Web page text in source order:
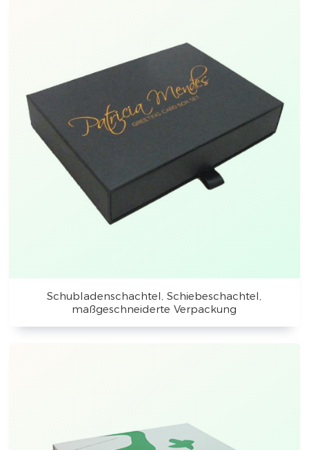
Schubladenschachtel, Schiebeschachtel,
maßgeschneiderte Verpackung